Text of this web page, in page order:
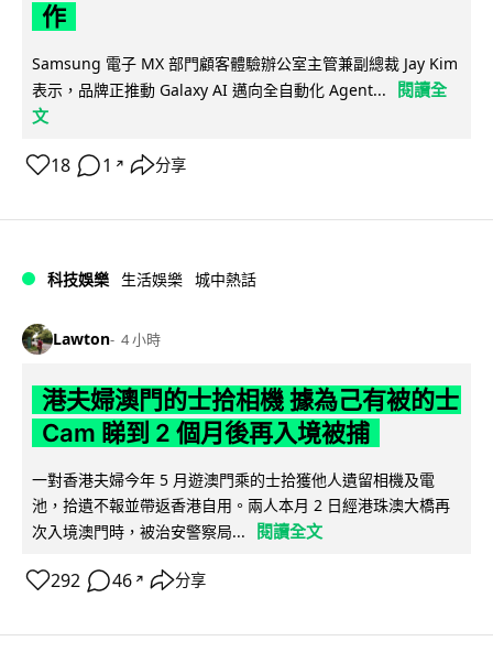
作
Samsung 電子 MX 部門顧客體驗辦公室主管兼副總裁 Jay Kim
表示，品牌正推動 Galaxy AI 邁向全自動化 Agent...
閱讀全
文
18 1 ↗ 分享
科技娛樂 生活娛樂 城中熱話
Lawton 4 小時
港夫婦澳門的士拾相機 據為己有被的士
Cam 睇到 2 個月後再入境被捕
一對香港夫婦今年 5 月遊澳門乘的士拾獲他人遺留相機及電
池，拾遺不報並帶返香港自用。兩人本月 2 日經港珠澳大橋再
次入境澳門時，被治安警察局...
閱讀全文
292 46 ↗ 分享